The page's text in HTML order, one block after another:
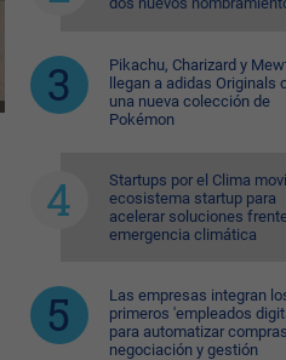
Pikachu, Charizard y
llegan a adidas Originals
una nueva colección de
Pokémon
Startups por el Clima
ecosistema startup para
acelerar soluciones
emergencia climática
Las empresas integran
primeros 'empleados
para automatizar
negociación y gestión